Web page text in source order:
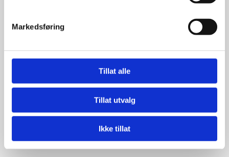
Markedsføring
Tillat alle
Tillat utvalg
Ikke tillat
Gavekort
Overrask en du er glad i med ett gavekort fra
velvære eller gi et gavekort til den som har alt.